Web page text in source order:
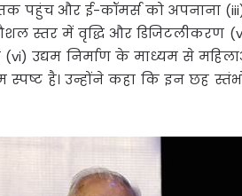
पहुंच और ई-कॉमर्स को अपनाना (iii)
स्तर में वृद्धि और डिजिटलीकरण
उद्यम निर्माण के माध्यम से
है। उन्होंने कहा कि इन छह